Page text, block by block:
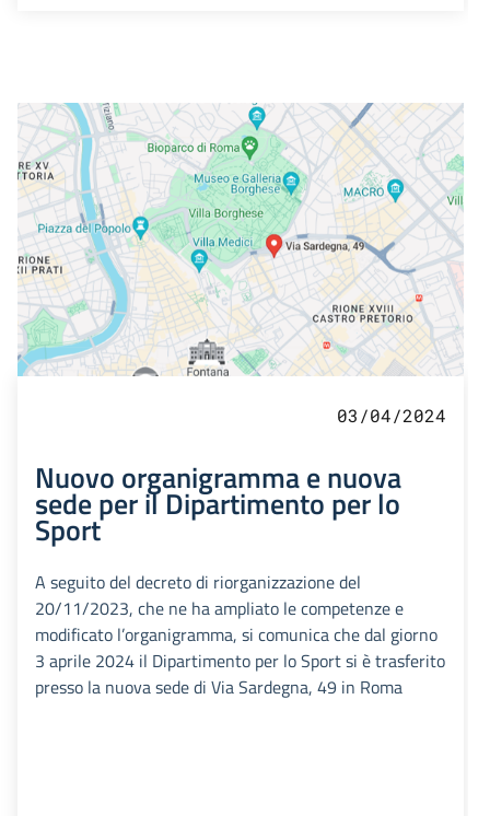
03/04/2024
Nuovo organigramma e nuova
sede per il Dipartimento per lo
Sport
A seguito del decreto di riorganizzazione del
20/11/2023, che ne ha ampliato le competenze e
modificato l’organigramma, si comunica che dal giorno
3 aprile 2024 il Dipartimento per lo Sport si è trasferito
presso la nuova sede di Via Sardegna, 49 in Roma